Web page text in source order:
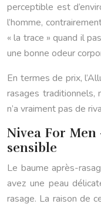
perceptible est
l’homme,
« la trace » quand il
une bonne odeur
En termes de prix,
rasages traditionnels,
n’a vraiment pas de
Nivea For Men
sensible
Le baume après-
avez une peau
rasage. La raison de